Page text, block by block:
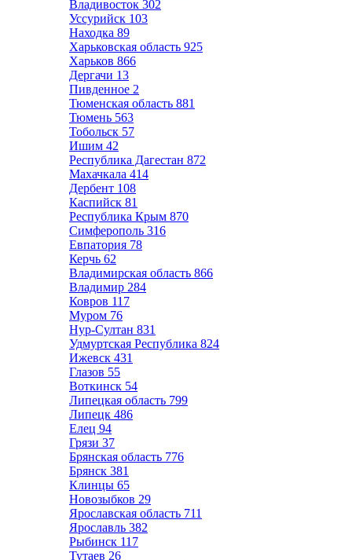
Владивосток 302
Уссурийск 103
Находка 89
Харьковская область 925
Харьков 866
Дергачи 13
Пивденное 2
Тюменская область 881
Тюмень 563
Тобольск 57
Ишим 42
Республика Дагестан 872
Махачкала 414
Дербент 108
Каспийск 81
Республика Крым 870
Симферополь 316
Евпатория 78
Керчь 62
Владимирская область 866
Владимир 284
Ковров 117
Муром 76
Нур-Султан 831
Удмуртская Республика 824
Ижевск 431
Глазов 55
Воткинск 54
Липецкая область 799
Липецк 486
Елец 94
Грязи 37
Брянская область 776
Брянск 381
Клинцы 65
Новозыбков 29
Ярославская область 711
Ярославль 382
Рыбинск 117
Тутаев 26